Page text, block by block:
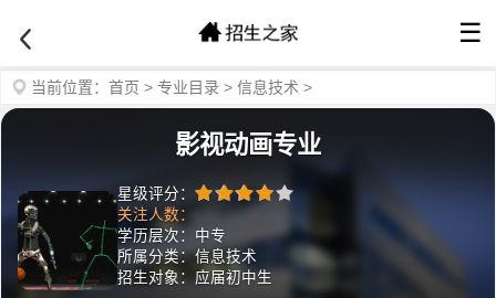
☰
当前位置： 首页 > 专业目录 > 信息技术 >
影视动画专业
星级评分：
关注人数：
学历层次：中专
所属分类：信息技术
招生对象：应届初中生